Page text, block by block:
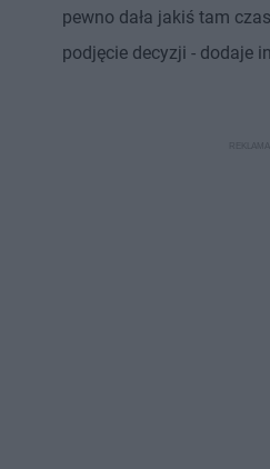
pewno dała jakiś tam
podjęcie decyzji - dodaje